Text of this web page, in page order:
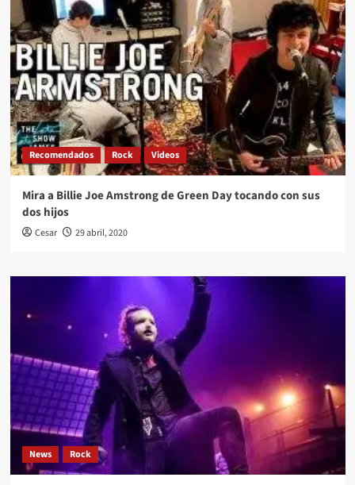
Recomendados Rock Videos
Mira a Billie Joe Amstrong de Green Day tocando con sus
dos hijos
Cesar 29 abril, 2020
News Rock